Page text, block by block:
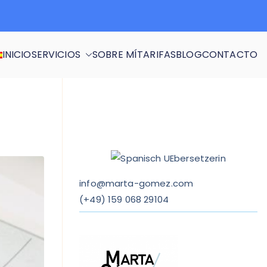
INICIOSERVICIOS SOBRE MÍTARIFASBLOGCONTACTO
info@marta-gomez.com
(+49) 159 068 29104